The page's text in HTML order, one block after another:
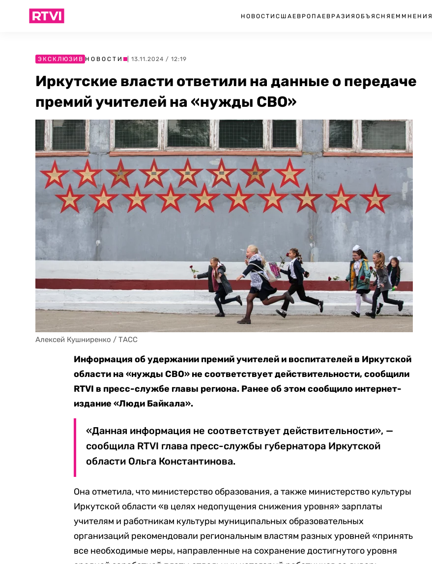
НОВОСТИ США ЕВРОПА ЕВРАЗИЯ ОБЪЯСНЯЕМ МНЕНИЯ
ЭКСКЛЮЗИВ НОВОСТИ | 13.11.2024 / 12:19
Иркутские власти ответили на данные о передаче
премий учителей на «нужды СВО»
Алексей Кушниренко / ТАСС
Информация об удержании премий учителей и воспитателей в Иркутской
области на «нужды СВО» не соответствует действительности, сообщили
RTVI в пресс-службе главы региона. Ранее об этом сообщило интернет-
издание «Люди Байкала».
«Данная информация не соответствует действительности», —
сообщила RTVI глава пресс-службы губернатора Иркутской
области Ольга Константинова.
Она отметила, что министерство образования, а также министерство культуры
Иркутской области «в целях недопущения снижения уровня» зарплаты
учителям и работникам культуры муниципальных образовательных
организаций рекомендовали региональным властям разных уровней «принять
все необходимые меры, направленные на сохранение достигнутого уровня